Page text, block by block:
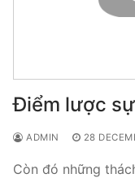
Điểm lược
ADMIN 28
Còn đó những